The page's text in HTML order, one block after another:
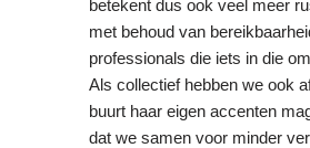
betekent dus ook veel meer
met behoud van
professionals die iets in die
Als collectief hebben we ook
buurt haar eigen accenten
dat we samen voor minder